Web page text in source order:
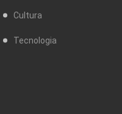
Cultura
Tecnologia